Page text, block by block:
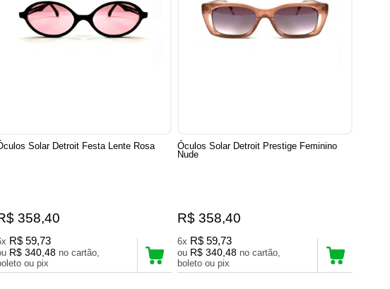
Solar Detroit Festa Lente Rosa
358,40
R$ 59,73
R$ 340,48 no cartão,
boleto ou pix
Óculos Solar Detroit Prestige Feminino
Nude
R$ 358,40
6x R$ 59,73
ou R$ 340,48 no cartão,
boleto ou pix